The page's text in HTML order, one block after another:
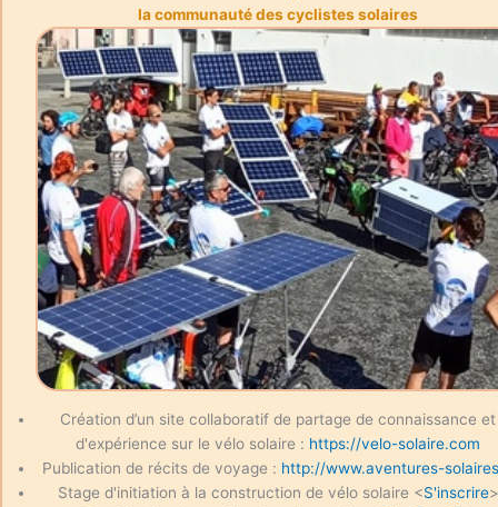
la communauté des cyclistes solaires
Création d’un site collaboratif de partage de connaissance et
d'expérience sur le vélo solaire : https://velo-solaire.com
Publication de récits de voyage : http://www.aventures-
Stage d'initiation à la construction de vélo solaire <S'inscrire>